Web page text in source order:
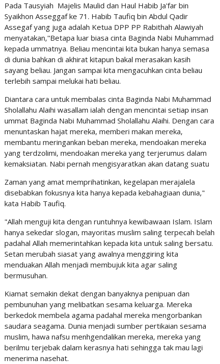
Pada Tausyiah Majelis Maulid dan Haul Habib Ja'far bin
Syaikhon Asseggaf ke 71. Habib Taufiq bin Abdul Qadir
Assegaf yang juga adalah Ketua DPP PP Rabithah Alawiyah
menyatakan,"Betapa luar biasa cinta Baginda Nabi Muhammad
kepada ummatnya. Beliau mencintai kita bukan hanya semasa
di dunia bahkan di akhirat kitapun bakal merasakan kasih
sayang beliau. Jangan sampai kita mengacuhkan cinta beliau
terlebih sampai melukai hati beliau.
Diantara cara untuk membalas cinta Baginda Nabi Muhammad
Sholallahu Alaihi wasallam ialah dengan mencintai setiap insan
ummat Baginda Nabi Muhammad Sholallahu Alaihi. Dengan cara
menuntaskan hajat mereka, memberi makan mereka,
membantu meringankan beban mereka, mendoakan mereka
yang terdzolimi, mendoakan mereka yang terjerumus dalam
kemaksiatan. Nabi pernah mengisyaratkan akan datang suatu
Zaman yang amat memprihatinkan, kegelapan merajalela
disebabkan fokusnya kita hanya kepada kebahagiaan dunia,"
kata Habib Taufiq.
"Allah menguji kita dengan runtuhnya kewibawaan Islam. Islam
hanya sekedar slogan, mayoritas muslim saling terpecah belah
padahal Allah memerintahkan kepada kita untuk saling bersatu.
Setan merubah siasat yang awalnya menggiring kita
menduakan Allah menjadi membujuk kita agar saling
bermusuhan.
Kiamat semakin dekat dengan banyaknya penipuan dan
pembunuhan yang melibatkan sesama keluarga. Mereka
berkedok membela agama padahal mereka mengorbankan
saudara seagama. Dunia menjadi sumber pertikaian sesama
muslim, hawa nafsu menhgendalikan mereka, mereka yang
berilmu terjebak dalam kerasnya hati sehingga tak mau lagi
menerima nasehat.